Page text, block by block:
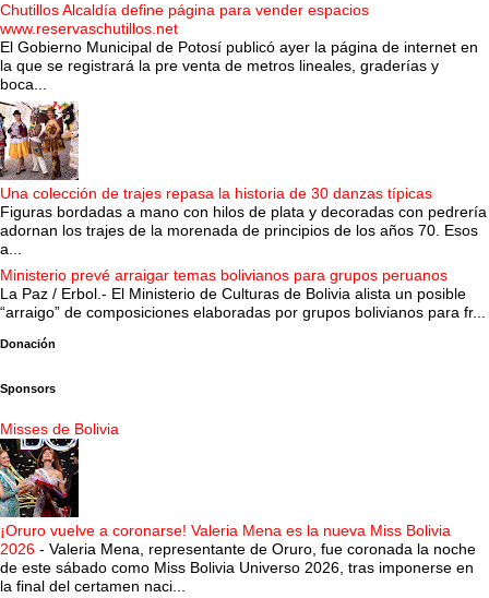
Chutillos Alcaldía define página para vender espacios
www.reservaschutillos.net
El Gobierno Municipal de Potosí publicó ayer la página de internet en
la que se registrará la pre venta de metros lineales, graderías y
boca...
Una colección de trajes repasa la historia de 30 danzas típicas
Figuras bordadas a mano con hilos de plata y decoradas con pedrería
adornan los trajes de la morenada de principios de los años 70. Esos
a...
Ministerio prevé arraigar temas bolivianos para grupos peruanos
La Paz / Erbol.- El Ministerio de Culturas de Bolivia alista un posible
“arraigo” de composiciones elaboradas por grupos bolivianos para fr...
Donación
Sponsors
Misses de Bolivia
¡Oruro vuelve a coronarse! Valeria Mena es la nueva Miss Bolivia
2026 - Valeria Mena, representante de Oruro, fue coronada la noche
de este sábado como Miss Bolivia Universo 2026, tras imponerse en
la final del certamen naci...